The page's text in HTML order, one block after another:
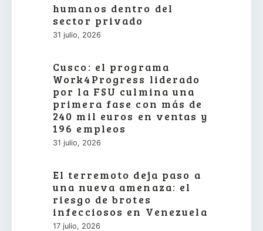
humanos dentro del
sector privado
31 julio, 2026
Cusco: el programa
Work4Progress liderado
por la FSU culmina una
primera fase con más de
240 mil euros en ventas y
196 empleos
31 julio, 2026
El terremoto deja paso a
una nueva amenaza: el
riesgo de brotes
infecciosos en Venezuela
17 julio, 2026